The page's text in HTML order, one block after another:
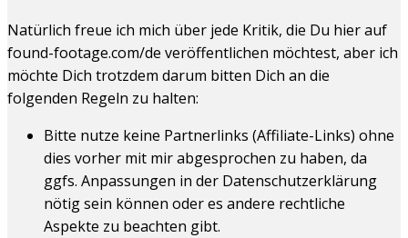
Natürlich freue ich mich über jede Kritik, die Du hier auf
found-footage.com/de veröffentlichen möchtest, aber ich
möchte Dich trotzdem darum bitten Dich an die
folgenden Regeln zu halten:
Bitte nutze keine Partnerlinks (Affiliate-Links) ohne
dies vorher mit mir abgesprochen zu haben, da
ggfs. Anpassungen in der Datenschutzerklärung
nötig sein können oder es andere rechtliche
Aspekte zu beachten gibt.